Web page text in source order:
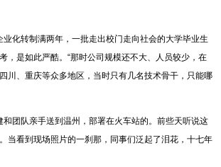
化转制满两年，一批走出校门走向社会的大学毕业生
，是如此严酷。“那时公司规模还不大、人员较少，在
川、重庆等众多地区，当时只有几名技术骨干，只能哪
团队亲手送到温州，部署在火车站的。前些天听说这
当看到现场照片的一刹那，同事们泛起了泪花，十七年